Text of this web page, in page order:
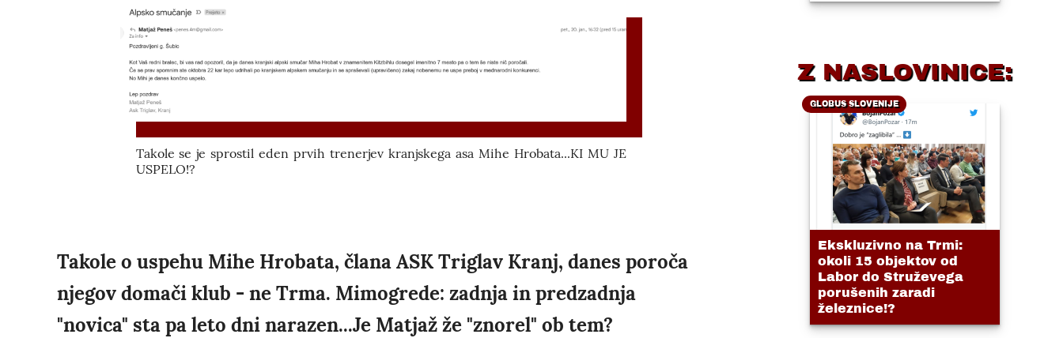
Takole se je sprostil eden prvih trenerjev kranjskega asa Mihe Hrobata...KI MU JE
USPELO!?
Takole o uspehu Mihe Hrobata, člana ASK Triglav Kranj, danes poroča
njegov domači klub - ne Trma. Mimogrede: zadnja in predzadnja
"novica" sta pa leto dni narazen...Je Matjaž že "znorel" ob tem?
Z NASLOVINICE:
GLOBUS SLOVENIJE
Ekskluzivno na Trmi:
okoli 15 objektov od
Labor do Struževega
porušenih zaradi
železnice!?